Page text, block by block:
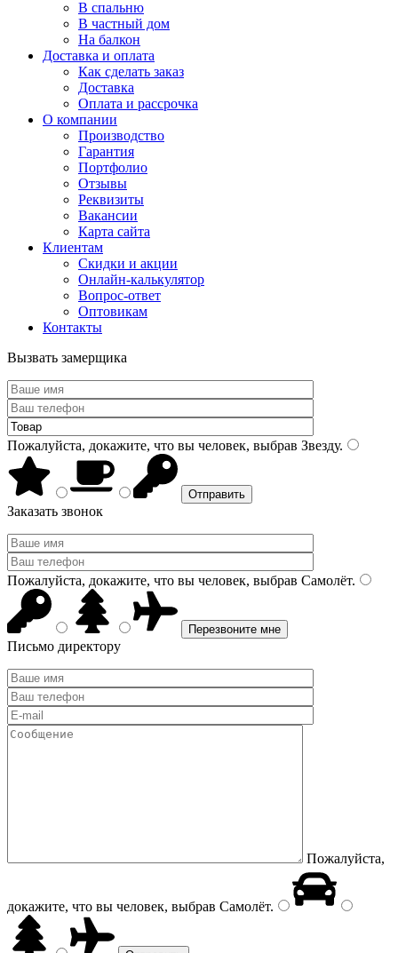
В спальню
В частный дом
На балкон
Доставка и оплата
Как сделать заказ
Доставка
Оплата и рассрочка
О компании
Производство
Гарантия
Портфолио
Отзывы
Реквизиты
Вакансии
Карта сайта
Клиентам
Скидки и акции
Онлайн-калькулятор
Вопрос-ответ
Оптовикам
Контакты
Вызвать замерщика
Пожалуйста, докажите, что вы человек, выбрав Звезду.
Заказать звонок
Пожалуйста, докажите, что вы человек, выбрав Самолёт.
Письмо директору
Пожалуйста,
докажите, что вы человек, выбрав Самолёт.